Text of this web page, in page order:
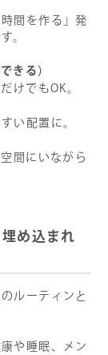
間を作る」発
。
きる）
けでもOK。
い配置に。
空間にいながら
め込まれ
ルーティンと
や睡眠、メン